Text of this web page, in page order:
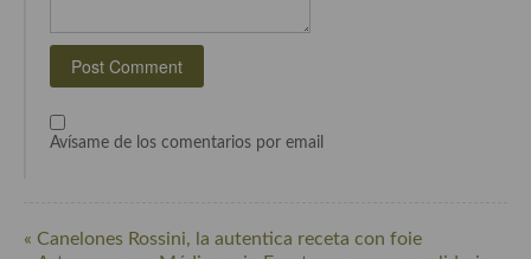
Cocina Sudafrinaca
Cocina del Congo
Cocina Sefardí
Cocina callejera
Avísame de los comentarios por email
« Canelones Rossini, la autentica receta con foie